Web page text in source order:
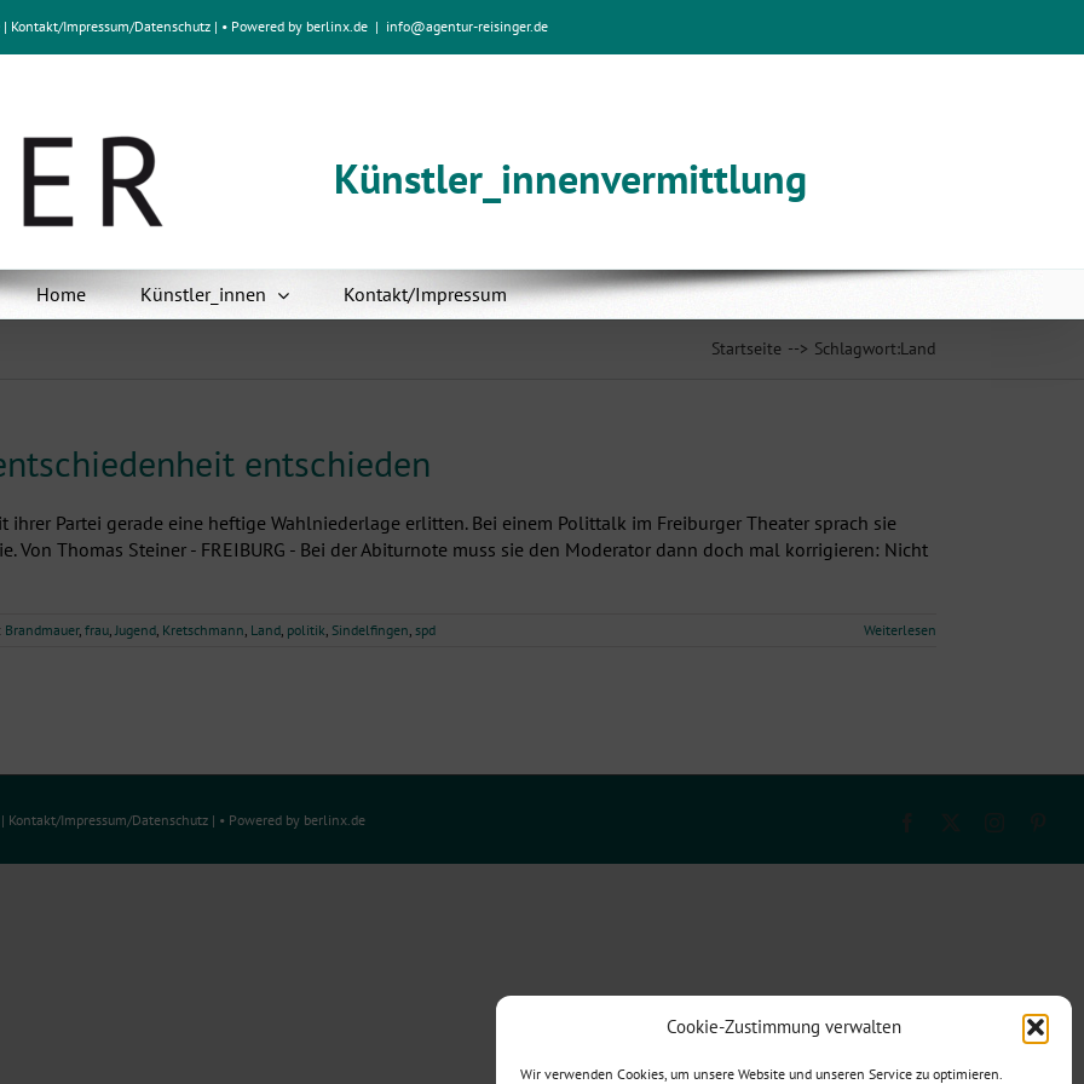
Cookie-Zustimmung verwalten
Wir verwenden Cookies, um unsere Website und unseren Service zu optimieren.
| Kontakt/Impressum/Datenschutz | • Powered by berlinx.de | info@agentur-reisinger.de
Künstler_innenvermittlung
Home Künstler_innen Kontakt/Impressum
Startseite Schlagwort:Land
entschieden
ihrer Partei gerade eine heftige Wahlniederlage erlitten. Bei einem Polittalk im Freiburger Theater sprach sie
Von Thomas Steiner - FREIBURG - Bei der Abiturnote muss sie den Moderator dann doch mal korrigieren: Nicht
Brandmauer, frau Jugend Kretschmann Land politik Sindelfingen spd Weiterlesen
| Kontakt/Impressum/Datenschutz | • Powered by berlinx.de